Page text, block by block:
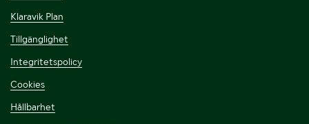
Klaravik Plan
Tillgänglighet
Integritetspolicy
Cookies
Hållbarhet